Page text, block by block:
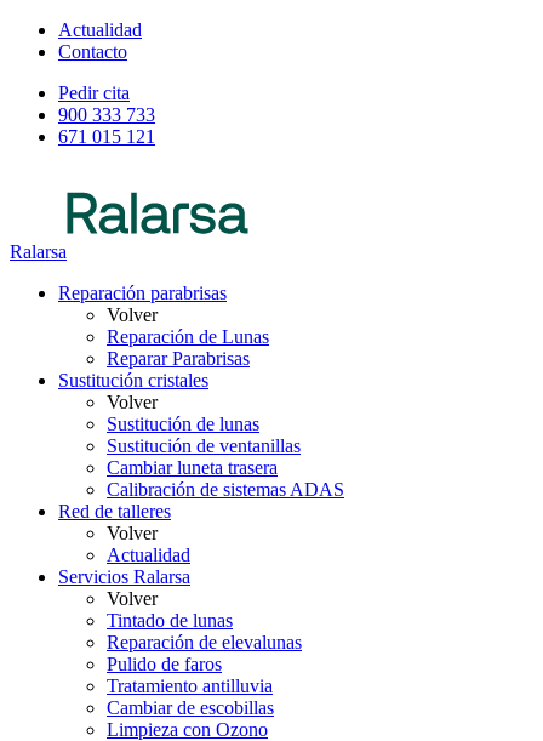
Actualidad
Contacto
Pedir cita
900 333 733
671 015 121
Ralarsa
Reparación parabrisas
Volver
Reparación de Lunas
Reparar Parabrisas
Sustitución cristales
Volver
Sustitución de lunas
Sustitución de ventanillas
Cambiar luneta trasera
Calibración de sistemas ADAS
Red de talleres
Volver
Actualidad
Servicios Ralarsa
Volver
Tintado de lunas
Reparación de elevalunas
Pulido de faros
Tratamiento antilluvia
Cambiar de escobillas
Limpieza con Ozono